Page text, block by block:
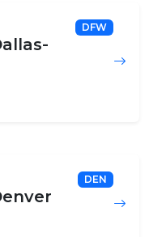
DFW
DEN